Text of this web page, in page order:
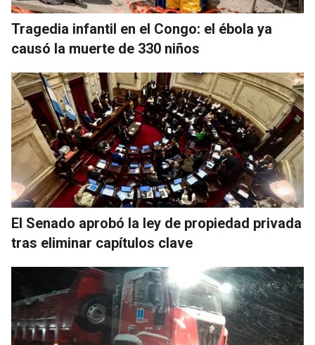
Tragedia infantil en el Congo: el ébola ya
causó la muerte de 330 niños
El Senado aprobó la ley de propiedad privada
tras eliminar capítulos clave